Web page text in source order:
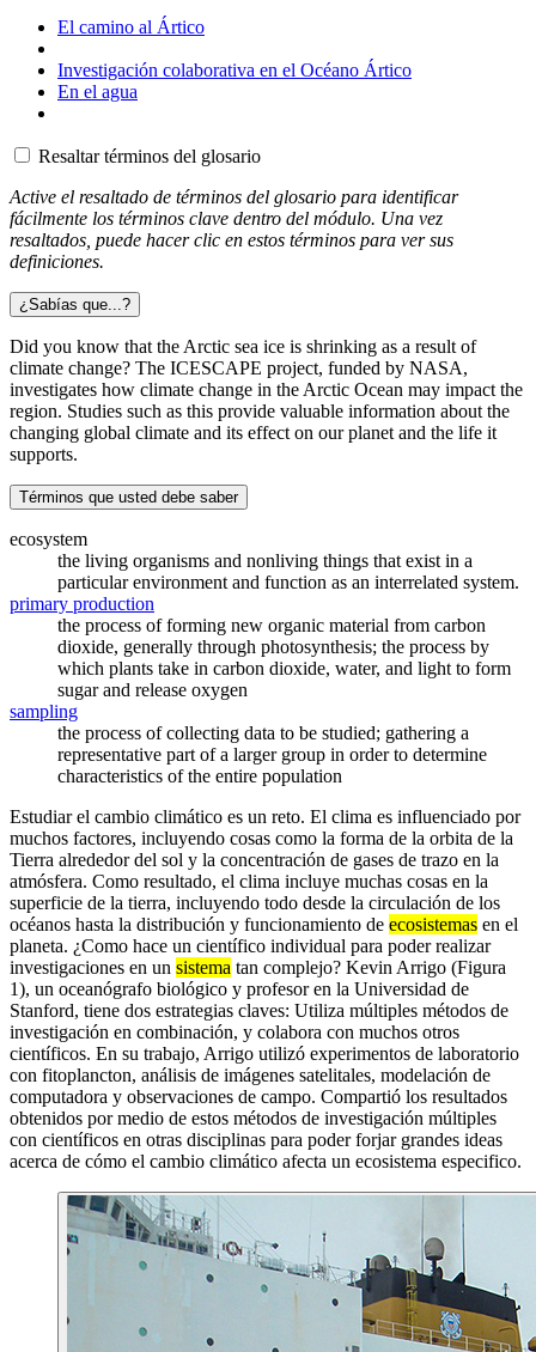
El camino al Ártico
Investigación colaborativa en el Océano Ártico
En el agua
Resaltar términos del glosario
Active el resaltado de términos del glosario para identificar
fácilmente los términos clave dentro del módulo. Una vez
resaltados, puede hacer clic en estos términos para ver sus
definiciones.
¿Sabías que...?
Did you know that the Arctic sea ice is shrinking as a result of
climate change? The ICESCAPE project, funded by NASA,
investigates how climate change in the Arctic Ocean may impact the
region. Studies such as this provide valuable information about the
changing global climate and its effect on our planet and the life it
supports.
Términos que usted debe saber
ecosystem
the living organisms and nonliving things that exist in a
particular environment and function as an interrelated system.
primary production
the process of forming new organic material from carbon
dioxide, generally through photosynthesis; the process by
which plants take in carbon dioxide, water, and light to form
sugar and release oxygen
sampling
the process of collecting data to be studied; gathering a
representative part of a larger group in order to determine
characteristics of the entire population
Estudiar el cambio climático es un reto. El clima es influenciado por
muchos factores, incluyendo cosas como la forma de la orbita de la
Tierra alrededor del sol y la concentración de gases de trazo en la
atmósfera. Como resultado, el clima incluye muchas cosas en la
superficie de la tierra, incluyendo todo desde la circulación de los
océanos hasta la distribución y funcionamiento de ecosistemas en el
planeta. ¿Como hace un científico individual para poder realizar
investigaciones en un sistema tan complejo? Kevin Arrigo (Figura
1), un oceanógrafo biológico y profesor en la Universidad de
Stanford, tiene dos estrategias claves: Utiliza múltiples métodos de
investigación en combinación, y colabora con muchos otros
científicos. En su trabajo, Arrigo utilizó experimentos de laboratorio
con fitoplancton, análisis de imágenes satelitales, modelación de
computadora y observaciones de campo. Compartió los resultados
obtenidos por medio de estos métodos de investigación múltiples
con científicos en otras disciplinas para poder forjar grandes ideas
acerca de cómo el cambio climático afecta un ecosistema especifico.